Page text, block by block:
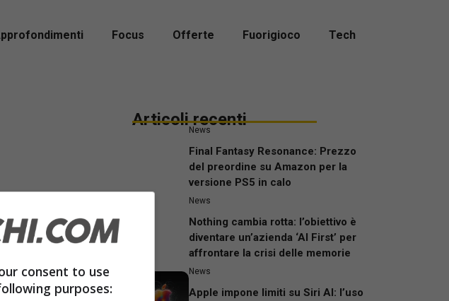
Focus Offerte Fuorigioco Tech
Articoli recenti
News
Final Fantasy Resonance: Prezzo
del preordine su Amazon per la
versione PS5 in calo
News
Nothing cambia rotta: l’obiettivo è
diventare un’azienda ‘AI First’ per
affrontare la crisi delle memorie
News
Apple impone limiti su Siri AI: l’uso
consent to use
purposes: